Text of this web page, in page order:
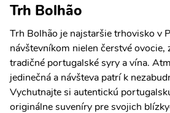
Trh Bolhão
Trh Bolhão je najstaršie trhovisko v
návštevníkom nielen čerstvé ovocie,
tradičné portugalské syry a vína.
jedinečná a návšteva patrí k
Vychutnajte si autentickú
originálne suveníry pre svojich